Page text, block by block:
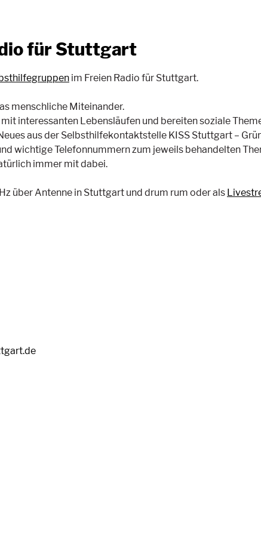
für Stuttgart
im Freien Radio für Stuttgart.
menschliche Miteinander.
interessanten Lebensläufen und bereiten soziale
aus der Selbsthilfekontaktstelle KISS Stuttgart –
wichtige Telefonnummern zum jeweils behandelten
immer mit dabei.
über Antenne in Stuttgart und drum rum oder als